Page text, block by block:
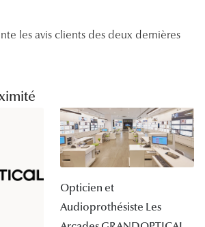
les avis clients des deux dernières
Opticien et
Audioprothésiste Les